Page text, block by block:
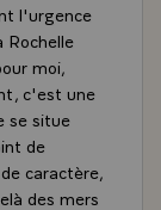
l'urgence
Rochelle
moi,
c'est une
se situe
de
caractère,
des mers